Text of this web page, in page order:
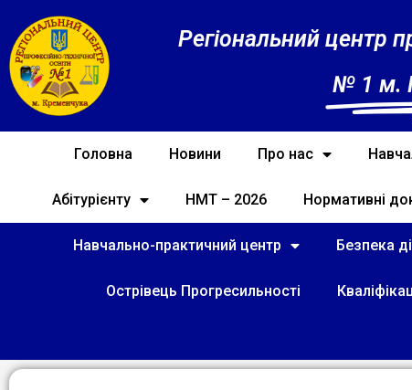
Регіональний центр
№ 1 м.
Головна Новини Про нас
Абітурієнту НМТ – 2026 Нормативні
Навчально-практичний центр Безпека
Острівець Прогресильності